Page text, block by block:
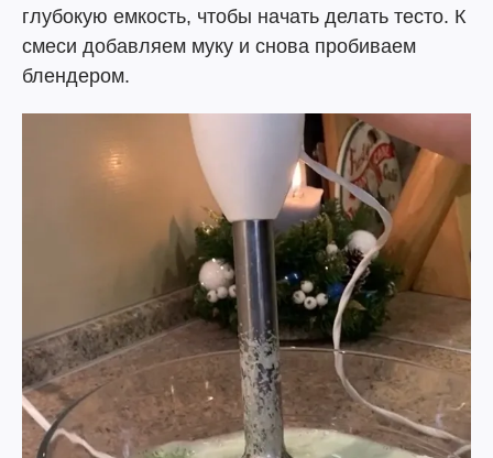
глубокую емкость, чтобы начать делать тесто. К
смеси добавляем муку и снова пробиваем
блендером.